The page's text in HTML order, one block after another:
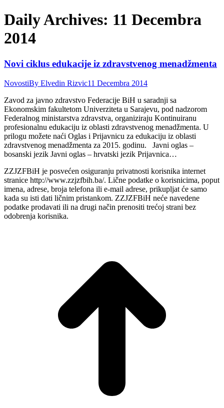
Daily Archives: 11 Decembra
2014
Novi ciklus edukacije iz zdravstvenog menadžmenta
NovostiBy Elvedin Rizvic11 Decembra 2014
Zavod za javno zdravstvo Federacije BiH u saradnji sa
Ekonomskim fakultetom Univerziteta u Sarajevu, pod nadzorom
Federalnog ministarstva zdravstva, organiziraju Kontinuiranu
profesionalnu edukaciju iz oblasti zdravstvenog menadžmenta. U
prilogu možete naći Oglas i Prijavnicu za edukaciju iz oblasti
zdravstvenog menadžmenta za 2015. godinu. Javni oglas –
bosanski jezik Javni oglas – hrvatski jezik Prijavnica…
ZZJZFBiH je posvećen osiguranju privatnosti korisnika internet
stranice http://www.zzjzfbih.ba/. Lične podatke o korisnicima, poput
imena, adrese, broja telefona ili e-mail adrese, prikupljat će samo
kada su isti dati ličnim pristankom. ZZJZFBiH neće navedene
podatke prodavati ili na drugi način prenositi trećoj strani bez
odobrenja korisnika.